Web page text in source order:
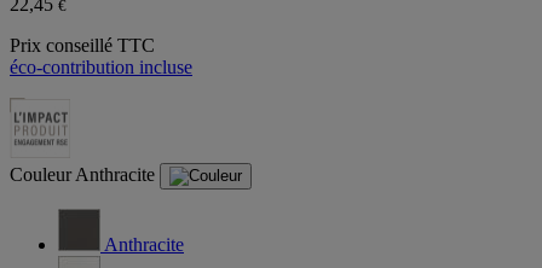
22,45 €
Prix conseillé TTC
éco-contribution incluse
CouleurAnthracite
Anthracite